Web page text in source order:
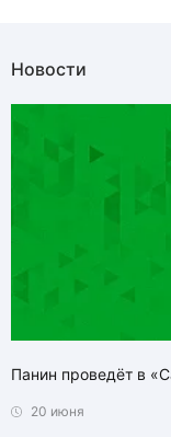
Новости
Панин проведёт в
20 июня